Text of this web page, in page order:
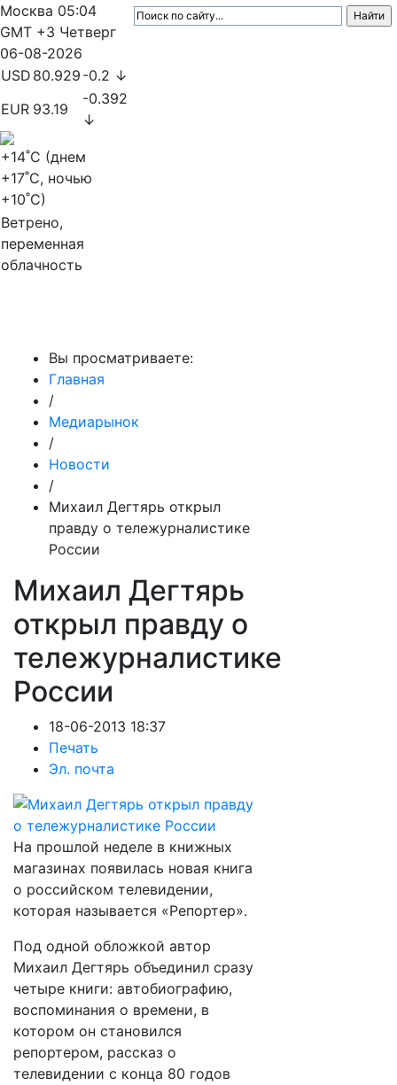
Москва 05:04
GMT +3 Четверг
06-08-2026
USD 80.929 -0.2 ↓
EUR 93.19
-0.392
↓
+14˚C (днем
+17˚C, ночью
+10˚C)
Ветрено,
переменная
облачность
Вы просматриваете:
Главная
/
Медиарынок
/
Новости
/
Михаил Дегтярь открыл
правду о тележурналистике
России
Михаил Дегтярь
открыл правду о
тележурналистике
России
18-06-2013 18:37
Печать
Эл. почта
На прошлой неделе в книжных
магазинах появилась новая книга
о российском телевидении,
которая называется «Репортер».
Под одной обложкой автор
Михаил Дегтярь объединил сразу
четыре книги: автобиографию,
воспоминания о времени, в
котором он становился
репортером, рассказ о
телевидении с конца 80 годов